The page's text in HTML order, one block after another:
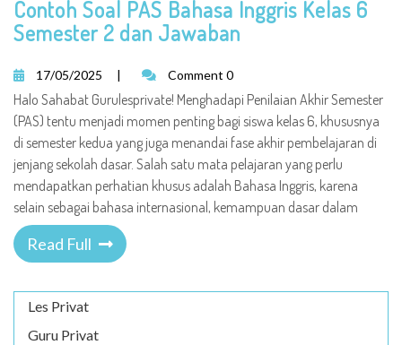
Contoh Soal PAS Bahasa Inggris Kelas 6
Semester 2 dan Jawaban
17/05/2025 | Comment 0
Halo Sahabat Gurulesprivate! Menghadapi Penilaian Akhir Semester
(PAS) tentu menjadi momen penting bagi siswa kelas 6, khususnya
di semester kedua yang juga menandai fase akhir pembelajaran di
jenjang sekolah dasar. Salah satu mata pelajaran yang perlu
mendapatkan perhatian khusus adalah Bahasa Inggris, karena
selain sebagai bahasa internasional, kemampuan dasar dalam
Read Full
Les Privat
Guru Privat